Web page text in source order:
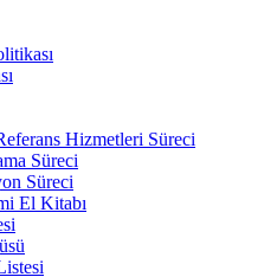
Hizmetleri Süreci
Süreci
Süreci
El Kitabı